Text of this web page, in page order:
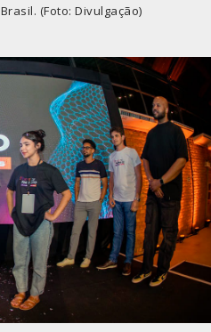
(Foto: Divulgação)